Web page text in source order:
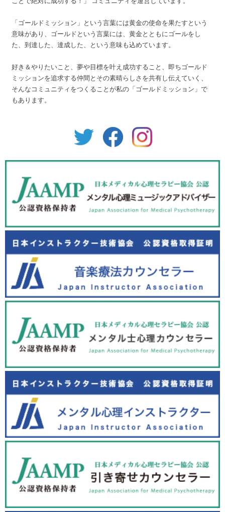
「ゴールドミッション」という言葉には黄金の使命を果たすという
意味があり、ゴールドという言葉には、黄金とともにゴールをし
た、到達した、達成した、という意味も込めています。
好き＆やりたいこと、夢や目標を叶え成功すること、即ちゴールド
ミッションを追求する仲間とその素晴らしさを共有し伝えていく、
そんなコミュニティをつくることが私の「ゴールドミッション」で
もあります。